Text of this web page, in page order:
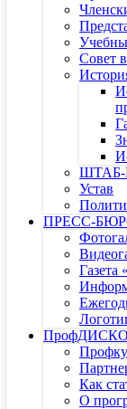
Совет
ШТАБ-
Устав
ПРЕСС-
Газета
Как
О